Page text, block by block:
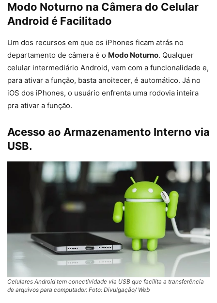
Modo Noturno na Câmera do Celular
Android é Facilitado
Um dos recursos em que os iPhones ficam atrás no
departamento de câmera é o Modo Noturno. Qualquer
celular intermediário Android, vem com a funcionalidade e,
para ativar a função, basta anoitecer, é automático. Já no
iOS dos iPhones, o usuário enfrenta uma rodovia inteira
pra ativar a função.
Acesso ao Armazenamento Interno via
USB.
Celulares Android tem conectividade via USB que facilita a transferência
de arquivos para computador. Foto: Divulgação/ Web